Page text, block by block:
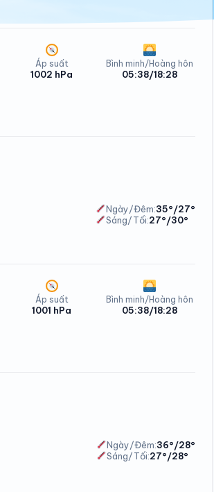
Áp suất
1002 hPa
Bình minh/Hoàng hôn
05:38/18:28
Ngày/Đêm:35°/27°
Sáng/Tối:27°/30°
Áp suất
1001 hPa
Bình minh/Hoàng hôn
05:38/18:28
Ngày/Đêm:36°/28°
Sáng/Tối:27°/28°